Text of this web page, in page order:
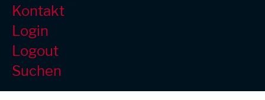
Kontakt
Login
Logout
Suchen